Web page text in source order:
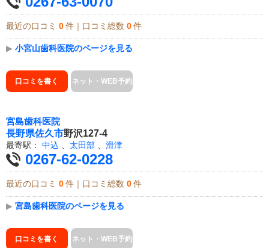
最近の口コミ 0 件｜口コミ総数 0 件
▶ 小宮山歯科医院のページを見る
口コミを書く ネット・WEB予約
宮島歯科医院
長野県佐久市野沢127-4
最寄駅： 中込 太田部 滑津
0267-62-0228
最近の口コミ 0 件｜口コミ総数 0 件
▶ 宮島歯科医院のページを見る
口コミを書く ネット・WEB予約